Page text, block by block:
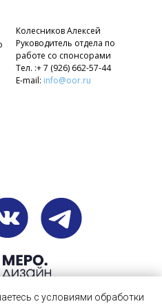
с условиями обработки
Колесников Алексей
Руководитель отдела по
работе со спонсорами
Тел. :+ 7 (926) 662-57-44
E-mail: info@oor.ru